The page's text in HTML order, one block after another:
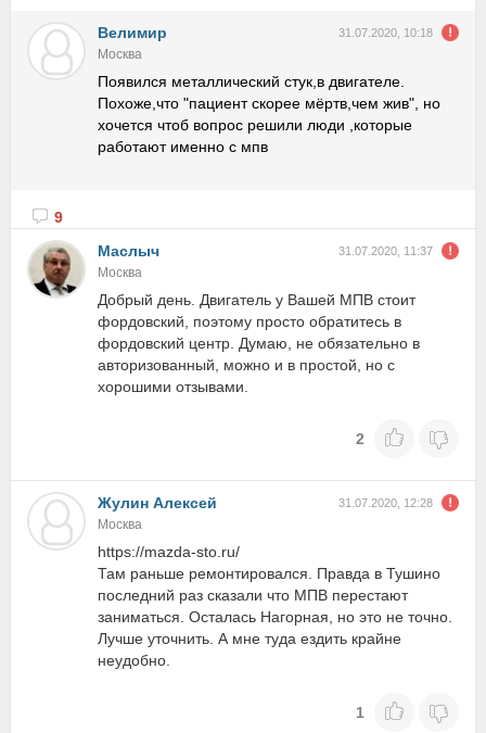
Велимир 31.07.2020, 10:18
Москва
Появился металлический стук,в двигателе.
Похоже,что "пациент скорее мёртв,чем жив", но
хочется чтоб вопрос решили люди ,которые
работают именно с мпв
9
Маслыч
31.07.2020, 11:37
Москва
Добрый день. Двигатель у Вашей МПВ стоит
фордовский, поэтому просто обратитесь в
фордовский центр. Думаю, не обязательно в
авторизованный, можно и в простой, но с
хорошими отзывами.
2
Жулин Алексей 31.07.2020, 12:28
Москва
https://mazda-sto.ru/
Там раньше ремонтировался. Правда в Тушино
последний раз сказали что МПВ перестают
заниматься. Осталась Нагорная, но это не точно.
Лучше уточнить. А мне туда ездить крайне
неудобно.
1